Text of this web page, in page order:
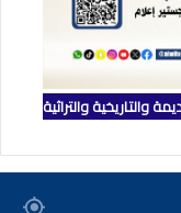
والتاريخية والتراثية